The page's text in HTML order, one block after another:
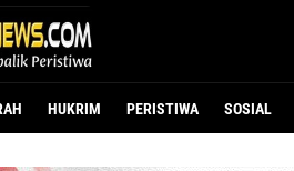
HUKRIM PERISTIWA SOSIAL